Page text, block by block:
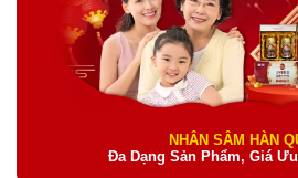
NHÂN SÂM HÀN
Đa Dạng Sản Phẩm, Giá